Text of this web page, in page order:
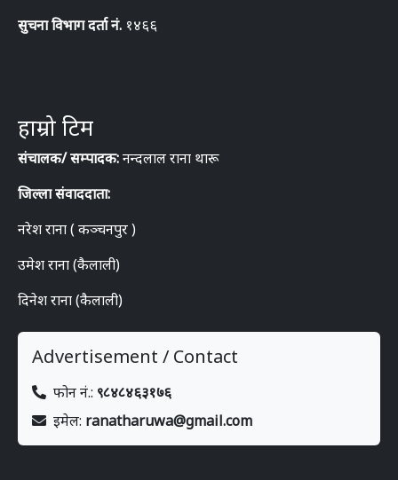
सुचना विभाग दर्ता नं. १४६६
हाम्रो टिम
संचालक/ सम्पादक:नन्दलाल राना थारू
जिल्ला संवाददाता:
नरेश राना ( कञ्चनपुर )
उमेश राना (कैलाली)
दिनेश राना (कैलाली)
Advertisement / Contact
फोन नं.: ९८४८४६३१७६
इमेल: ranatharuwa@gmail.com